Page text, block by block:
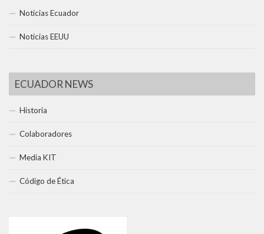
Noticias Ecuador
Noticias EEUU
ECUADOR NEWS
Historia
Colaboradores
Media KIT
Código de Ética